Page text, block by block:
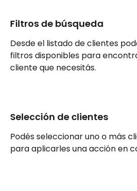
Filtros de búsqueda
Desde el listado de clientes
filtros disponibles para
cliente que necesitás.
Selección de clientes
Podés seleccionar uno o más
para aplicarles una acción en